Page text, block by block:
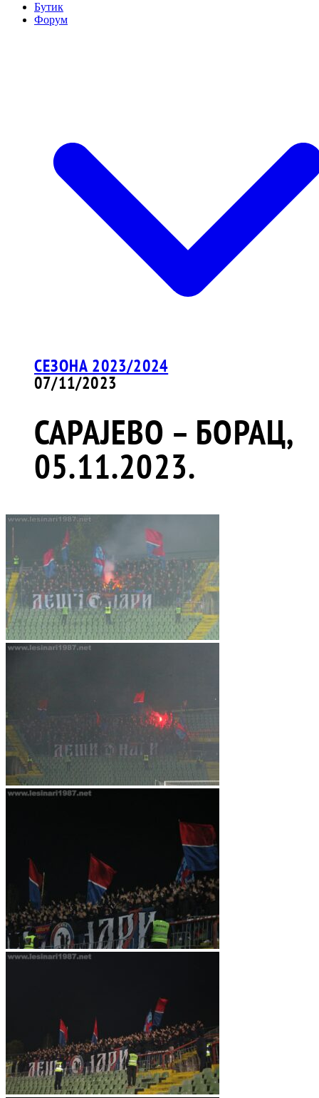
Бутик
Форум
СЕЗОНА 2023/2024
07/11/2023
САРАЈЕВО – БОРАЦ,
05.11.2023.